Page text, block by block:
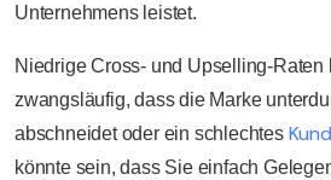
Unternehmens leistet.
Niedrige Cross- und Upselling-Raten
zwangsläufig, dass die Marke
abschneidet oder ein schlechtes
könnte sein, dass Sie einfach